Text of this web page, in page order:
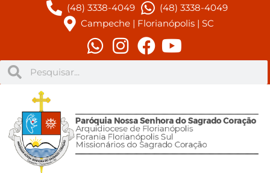
(48) 3338-4049
(48) 3338-4049
Campeche | Florianópolis | SC